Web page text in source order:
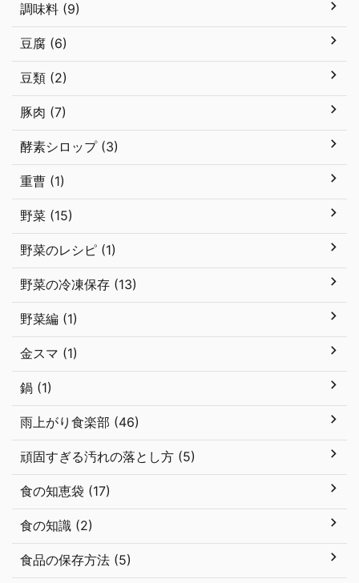
調味料 (9)
豆腐 (6)
豆類 (2)
豚肉 (7)
酵素シロップ (3)
重曹 (1)
野菜 (15)
野菜のレシピ (1)
野菜の冷凍保存 (13)
野菜編 (1)
金スマ (1)
鍋 (1)
雨上がり食楽部 (46)
頑固すぎる汚れの落とし方 (5)
食の知恵袋 (17)
食の知識 (2)
食品の保存方法 (5)